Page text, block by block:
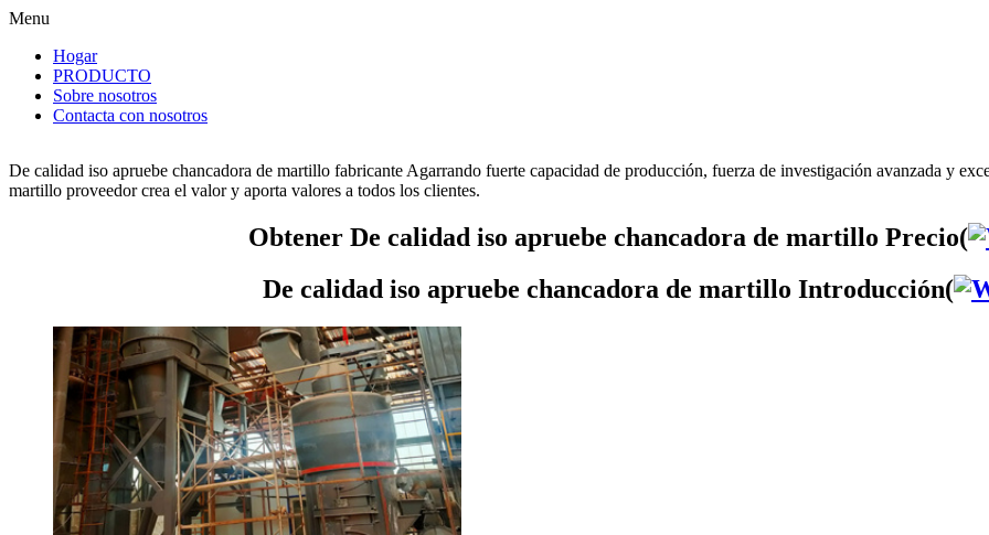
Menu
Hogar
PRODUCTO
Sobre nosotros
Contacta con nosotros
De calidad iso apruebe chancadora de martillo fabricante Agarrando fuerte capacidad de producción, fuerza de investigación avanzada y
martillo proveedor crea el valor y aporta valores a todos los clientes.
Obtener De calidad iso apruebe chancadora de martillo Precio(
De calidad iso apruebe chancadora de martillo Introducción(